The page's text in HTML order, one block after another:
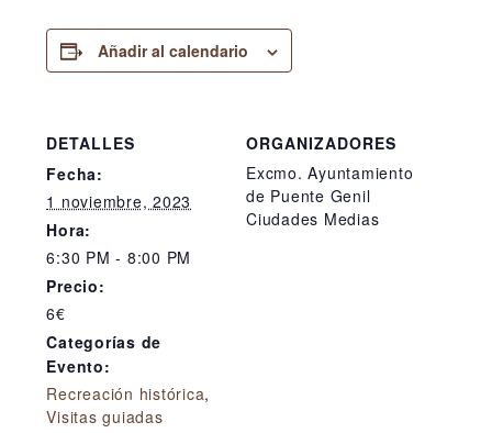
Añadir al calendario
DETALLES
Fecha:
1 noviembre, 2023
Hora:
6:30 PM - 8:00 PM
Precio:
6€
Categorías de
Evento:
Recreación histórica,
Visitas guiadas
ORGANIZADORES
Excmo. Ayuntamiento
de Puente Genil
Ciudades Medias